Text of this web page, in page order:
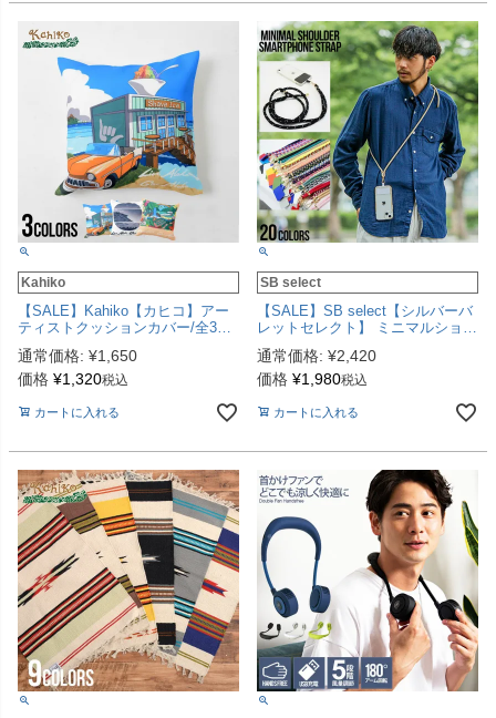
Kahiko
【SALE】Kahiko【カヒコ】アー
ティストクッションカバー/全3色
通常価格: ¥1,650
価格 ¥1,320税込
カートに入れる
SB select
【SALE】SB select【シルバーバ
レットセレクト】 ミニマルショル
通常価格: ¥2,420
価格 ¥1,980税込
カートに入れる